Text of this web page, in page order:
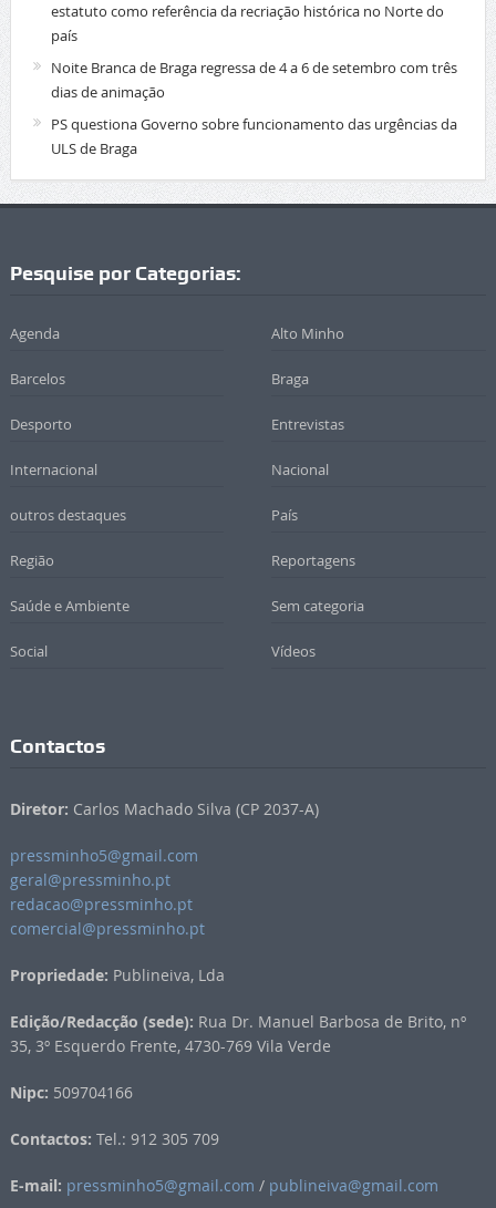
estatuto como referência da recriação histórica no Norte do
país
Noite Branca de Braga regressa de 4 a 6 de setembro com três
dias de animação
PS questiona Governo sobre funcionamento das urgências da
ULS de Braga
Pesquise por Categorias:
Agenda Alto Minho
Barcelos Braga
Desporto Entrevistas
Internacional Nacional
outros destaques País
Região Reportagens
Saúde e Ambiente Sem categoria
Social Vídeos
Contactos
Diretor: Carlos Machado Silva (CP 2037-A)
pressminho5@gmail.com
geral@pressminho.pt
redacao@pressminho.pt
comercial@pressminho.pt
Propriedade: Publineiva, Lda
Edição/Redacção (sede): Rua Dr. Manuel Barbosa de Brito, nº
35, 3º Esquerdo Frente, 4730-769 Vila Verde
Nipc: 509704166
Contactos: Tel.: 912 305 709
E-mail: pressminho5@gmail.com / publineiva@gmail.com